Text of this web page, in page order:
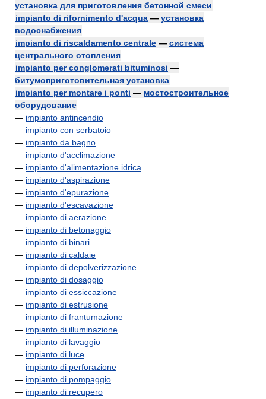
установка для приготовления бетонной смеси
impianto di rifornimento d'acqua — установка
водоснабжения
impianto di riscaldamento centrale — система
центрального отопления
impianto per conglomerati bituminosi —
битумоприготовительная установка
impianto per montare i ponti — мостостроительное
оборудование
— impianto antincendio
— impianto con serbatoio
— impianto da bagno
— impianto d'acclimazione
— impianto d'alimentazione idrica
— impianto d'aspirazione
— impianto d'epurazione
— impianto d'escavazione
— impianto di aerazione
— impianto di betonaggio
— impianto di binari
— impianto di caldaie
— impianto di depolverizzazione
— impianto di dosaggio
— impianto di essiccazione
— impianto di estrusione
— impianto di frantumazione
— impianto di illuminazione
— impianto di lavaggio
— impianto di luce
— impianto di perforazione
— impianto di pompaggio
— impianto di recupero